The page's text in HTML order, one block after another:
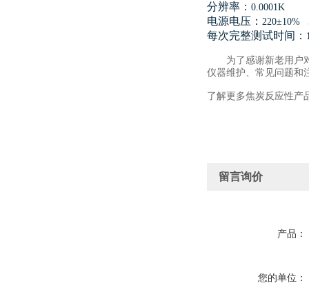
分辨率： 0.0001K
电源电压： 220±10%
每次完整测试时间：
为了感谢新老用户
仪器维护、常见问题和
了解更多焦炭反应性产
留言询价
产品：
您的单位：